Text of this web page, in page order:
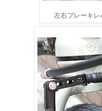
左右ブレーキレ